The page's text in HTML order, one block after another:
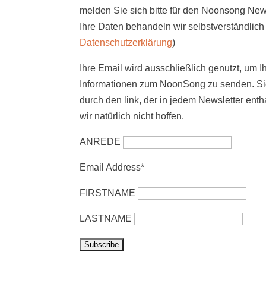
melden Sie sich bittefür den Noonsong
Ihre Daten behandeln wir
Datenschutzerklärung)
Ihre Email wird ausschließlich genutzt, um
Informationen zum NoonSong zu senden.
durch den link, der in jedem Newsletter
wir natürlich nicht hoffen.
ANREDE
Email Address*
FIRSTNAME
LASTNAME